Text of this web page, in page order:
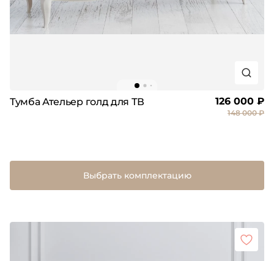
Тумба Ательер голд для ТВ 126 000 ₽
148 000 ₽
Выбрать комплектацию